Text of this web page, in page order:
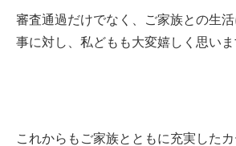
審査通過だけでなく、ご家族との生
事に対し、私どもも大変嬉しく思いま
これからもご家族とともに充実した